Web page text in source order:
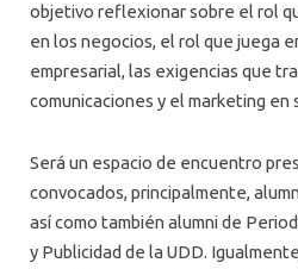
objetivo reflexionar sobre el rol
en los negocios, el rol que juega
empresarial, las exigencias que
comunicaciones y el marketing en
Será un espacio de encuentro
convocados, principalmente,
así como también alumni de
y Publicidad de la UDD.